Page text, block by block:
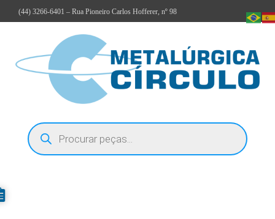
(44) 3266-6401 – Rua Pioneiro Carlos Hofferer, nº 98